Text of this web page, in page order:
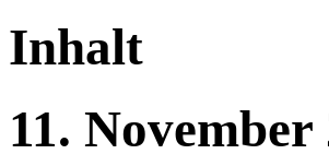
Inhalt
11. November